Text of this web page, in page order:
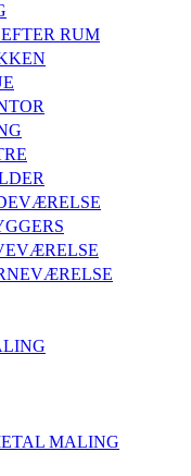
RUM
MALING